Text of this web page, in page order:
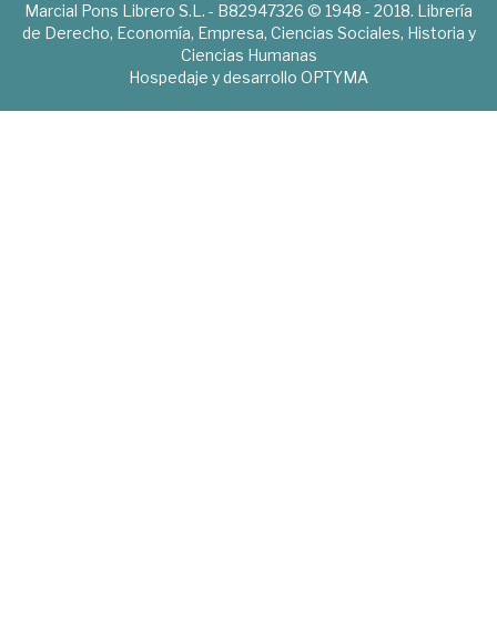
Marcial Pons Librero S.L. - B82947326 © 1948 - 2018. Librería
de Derecho, Economía, Empresa, Ciencias Sociales, Historia y
Ciencias Humanas
Hospedaje y desarrollo OPTYMA